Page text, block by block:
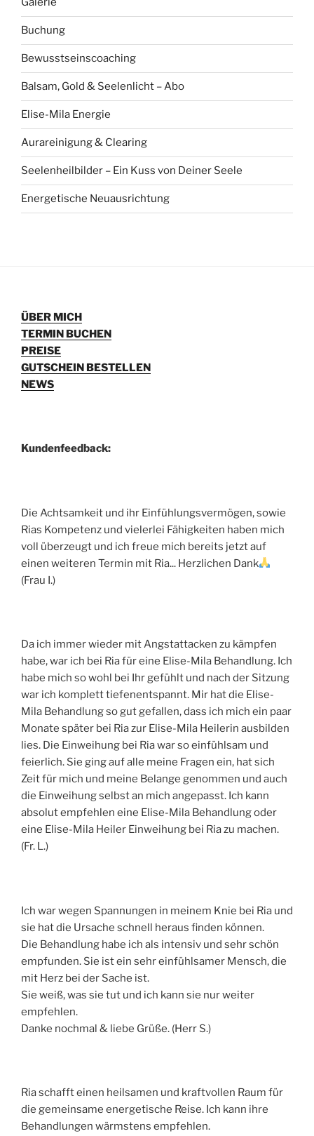
Buchung
Bewusstseinscoaching
Balsam, Gold & Seelenlicht – Abo
Elise-Mila Energie
Aurareinigung & Clearing
Seelenheilbilder – Ein Kuss von Deiner Seele
Energetische Neuausrichtung
ÜBER MICH
TERMIN BUCHEN
PREISE
GUTSCHEIN BESTELLEN
NEWS
Kundenfeedback:
Die Achtsamkeit und ihr Einfühlungsvermögen, sowie
Rias Kompetenz und vielerlei Fähigkeiten haben mich
voll überzeugt und ich freue mich bereits jetzt auf
einen weiteren Termin mit Ria... Herzlichen Dank
(Frau I.)
Da ich immer wieder mit Angstattacken zu kämpfen
habe, war ich bei Ria für eine Elise-Mila Behandlung. Ich
habe mich so wohl bei Ihr gefühlt und nach der Sitzung
war ich komplett tiefenentspannt. Mir hat die Elise-
Mila Behandlung so gut gefallen, dass ich mich ein paar
Monate später bei Ria zur Elise-Mila Heilerin ausbilden
lies. Die Einweihung bei Ria war so einfühlsam und
feierlich. Sie ging auf alle meine Fragen ein, hat sich
Zeit für mich und meine Belange genommen und auch
die Einweihung selbst an mich angepasst. Ich kann
absolut empfehlen eine Elise-Mila Behandlung oder
eine Elise-Mila Heiler Einweihung bei Ria zu machen.
(Fr. L.)
Ich war wegen Spannungen in meinem Knie bei Ria und
sie hat die Ursache schnell heraus finden können.
Die Behandlung habe ich als intensiv und sehr schön
empfunden. Sie ist ein sehr einfühlsamer Mensch, die
mit Herz bei der Sache ist.
Sie weiß, was sie tut und ich kann sie nur weiter
empfehlen.
Danke nochmal & liebe Grüße. (Herr S.)
Ria schafft einen heilsamen und kraftvollen Raum für
die gemeinsame energetische Reise. Ich kann ihre
Behandlungen wärmstens empfehlen.